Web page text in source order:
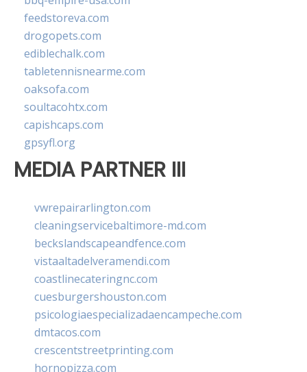
feedstoreva.com
drogopets.com
ediblechalk.com
tabletennisnearme.com
oaksofa.com
soultacohtx.com
capishcaps.com
gpsyfl.org
MEDIA PARTNER III
vwrepairarlington.com
cleaningservicebaltimore-md.com
beckslandscapeandfence.com
vistaaltadelveramendi.com
coastlinecateringnc.com
cuesburgershouston.com
psicologiaespecializadaencampeche.com
dmtacos.com
crescentstreetprinting.com
hornopizza.com